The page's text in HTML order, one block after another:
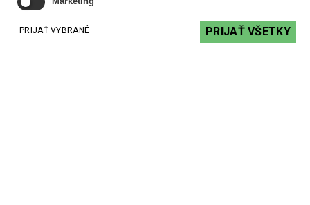
PRIJAŤ VYBRANÉ PRIJAŤ VŠETKY